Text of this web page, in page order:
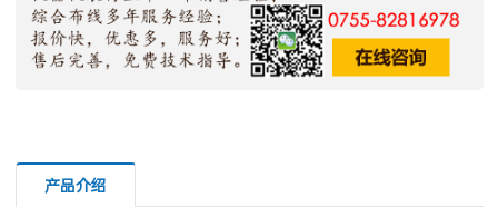
产品介绍